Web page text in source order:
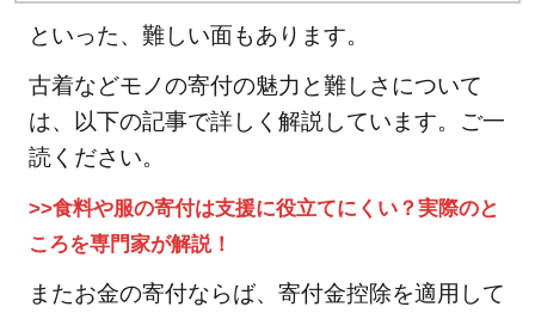
といった、難しい面もあります。
古着などモノの寄付の魅力と難しさについて
は、以下の記事で詳しく解説しています。ご一
読ください。
>>食料や服の寄付は支援に役立てにくい？実際のと
ころを専門家が解説！
またお金の寄付ならば、寄付金控除を適用して